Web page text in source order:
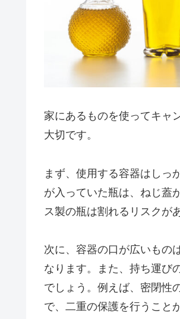
家にあるものを使ってキャ
大切です。
まず、使用する容器はしっ
が入っていた瓶は、ねじ蓋
ス製の瓶は割れるリスクが
次に、容器の口が広いもの
なります。また、持ち運び
でしょう。例えば、密閉性
で、二重の保護を行うこと